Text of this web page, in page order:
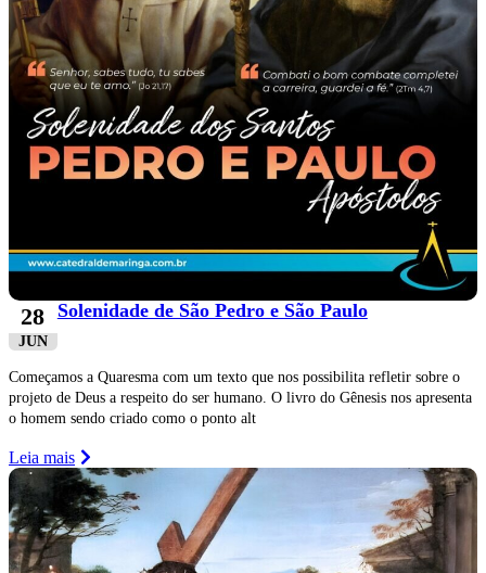
28
JUN
Solenidade de São Pedro e São Paulo
Começamos a Quaresma com um texto que nos possibilita refletir sobre o
projeto de Deus a respeito do ser humano. O livro do Gênesis nos apresenta
o homem sendo criado como o ponto alt
Leia mais